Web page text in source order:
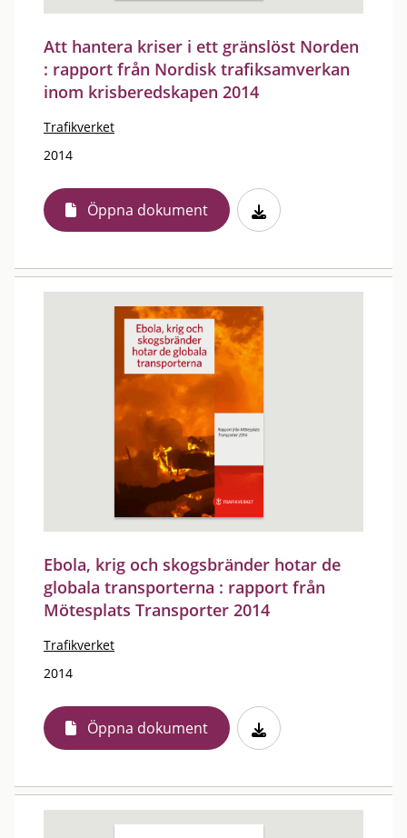
Att hantera kriser i ett gränslöst Norden
: rapport från Nordisk trafiksamverkan
inom krisberedskapen 2014
Trafikverket
2014
Öppna dokument
Ebola, krig och skogsbränder hotar de
globala transporterna : rapport från
Mötesplats Transporter 2014
Trafikverket
2014
Öppna dokument